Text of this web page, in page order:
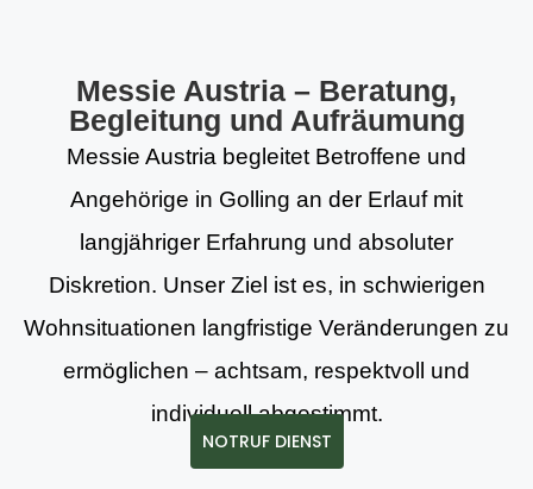
Messie Austria – Beratung,
Begleitung und Aufräumung
Messie Austria begleitet Betroffene und
Angehörige in Golling an der Erlauf mit
langjähriger Erfahrung und absoluter
Diskretion. Unser Ziel ist es, in schwierigen
Wohnsituationen langfristige Veränderungen zu
ermöglichen – achtsam, respektvoll und
individuell abgestimmt.
NOTRUF DIENST